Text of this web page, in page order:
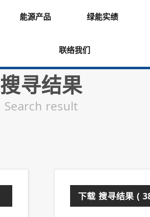
能源产品 绿能实绩
联络我们
搜寻结果
Search result
下载 搜寻结果 (